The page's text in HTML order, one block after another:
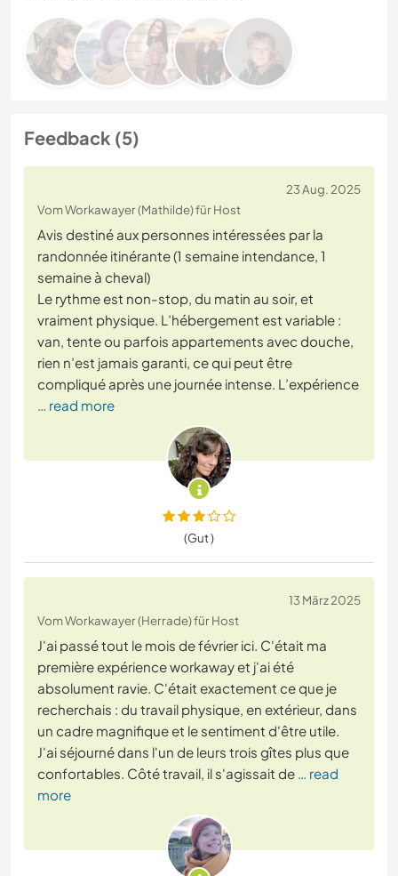
Feedback (5)
23 Aug. 2025
Vom Workawayer (Mathilde) für Host
Avis destiné aux personnes intéressées par la
randonnée itinérante (1 semaine intendance, 1
semaine à cheval)
Le rythme est non-stop, du matin au soir, et
vraiment physique. L’hébergement est variable :
van, tente ou parfois appartements avec douche,
rien n’est jamais garanti, ce qui peut être
compliqué après une journée intense. L’expérience
… read more
(Gut )
13 März 2025
Vom Workawayer (Herrade) für Host
J'ai passé tout le mois de février ici. C'était ma
première expérience workaway et j'ai été
absolument ravie. C'était exactement ce que je
recherchais : du travail physique, en extérieur, dans
un cadre magnifique et le sentiment d'être utile.
J'ai séjourné dans l'un de leurs trois gîtes plus que
confortables. Côté travail, il s'agissait de … read
more